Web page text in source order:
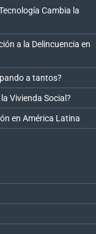
Cambia la
a la Delincuencia en
a tantos?
Vivienda Social?
en América Latina